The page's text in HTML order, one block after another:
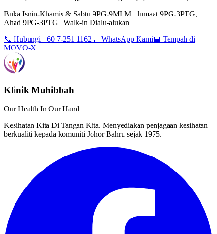
Buka Isnin-Khamis & Sabtu 9PG-9MLM | Jumaat 9PG-3PTG,
Ahad 9PG-3PTG | Walk-in Dialu-alukan
📞 Hubungi +60 7-251 1162💬 WhatsApp Kami📅 Tempah di
MOVO-X
Klinik Muhibbah
Our Health In Our Hand
Kesihatan Kita Di Tangan Kita. Menyediakan penjagaan kesihatan
berkualiti kepada komuniti Johor Bahru sejak 1975.